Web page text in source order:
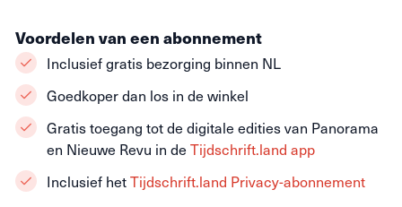
Voordelen van een abonnement
Inclusief gratis bezorging binnen NL
Goedkoper dan los in de winkel
Gratis toegang tot de digitale edities van Panorama
en Nieuwe Revu in de Tijdschrift.land app
Inclusief hetTijdschrift.land Privacy-abonnement